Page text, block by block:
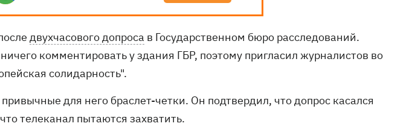
двухчасового допроса в Государственном бюро расследований.
комментировать у здания ГБР, поэтому пригласил журналистов во
солидарность".
для него браслет-четки. Он подтвердил, что допрос касался
телеканал пытаются захватить.